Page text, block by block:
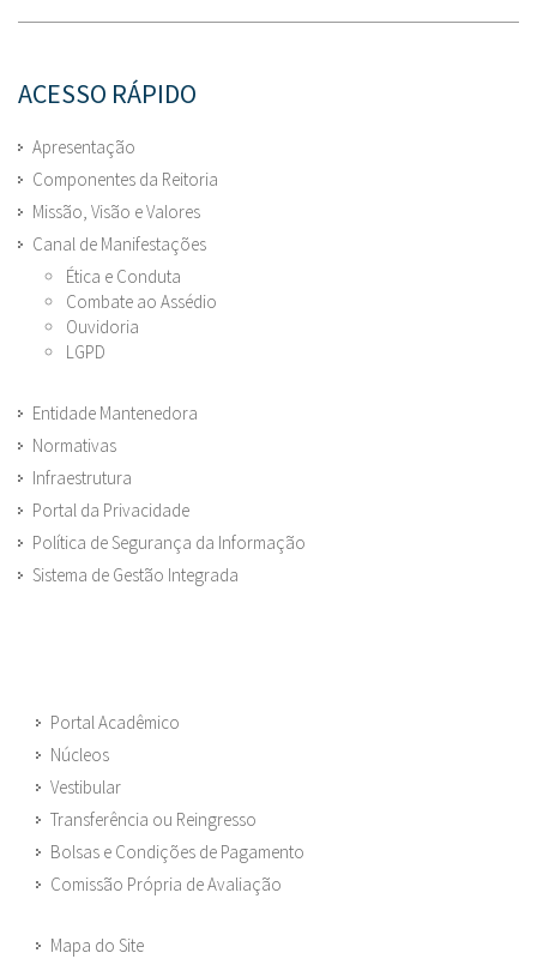
ACESSO RÁPIDO
Apresentação
Componentes da Reitoria
Missão, Visão e Valores
Canal de Manifestações
Ética e Conduta
Combate ao Assédio
Ouvidoria
LGPD
Entidade Mantenedora
Normativas
Infraestrutura
Portal da Privacidade
Política de Segurança da Informação
Sistema de Gestão Integrada
Portal Acadêmico
Núcleos
Vestibular
Transferência ou Reingresso
Bolsas e Condições de Pagamento
Comissão Própria de Avaliação
Mapa do Site